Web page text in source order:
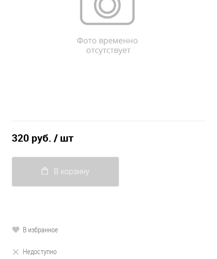
320 руб. / шт
В корзину
В избранное
Недоступно